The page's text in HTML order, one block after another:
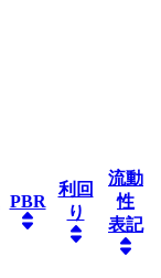
PBR
利回
り
流動
性
表記